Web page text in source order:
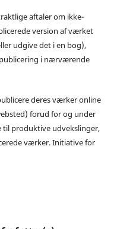
aftaler om ikke-
version af værket
udgive det i en bog),
i nærværende
deres værker online
forud for og under
til produktive udvekslinger,
værker. Initiative for